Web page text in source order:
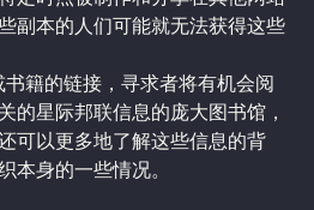
副本的人们可能就无法获得这些
籍的链接，寻求者将有机会阅
的星际邦联信息的庞大图书馆，
可以更多地了解这些信息的背
本身的一些情况。